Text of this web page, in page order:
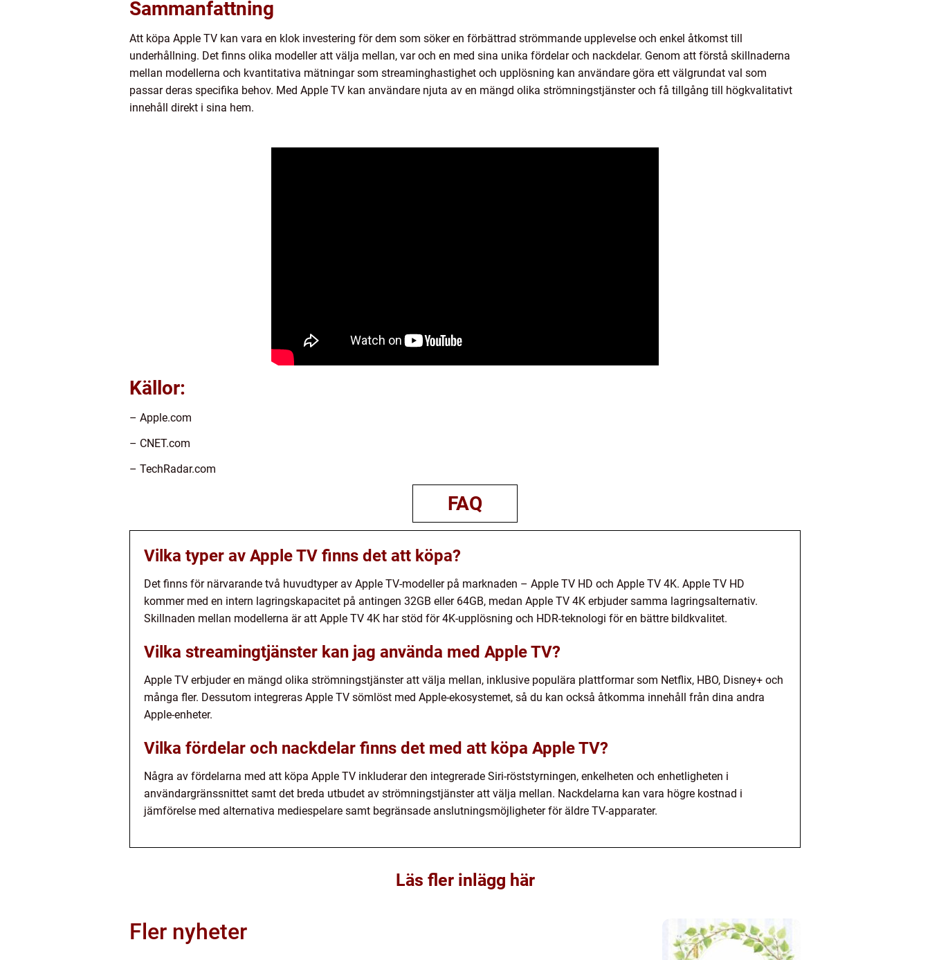
Sammanfattning
Att köpa Apple TV kan vara en klok investering för dem som söker en förbättrad strömmande upplevelse och enkel åtkomst till
underhållning. Det finns olika modeller att välja mellan, var och en med sina unika fördelar och nackdelar. Genom att förstå skillnaderna
mellan modellerna och kvantitativa mätningar som streaminghastighet och upplösning kan användare göra ett välgrundat val som
passar deras specifika behov. Med Apple TV kan användare njuta av en mängd olika strömningstjänster och få tillgång till högkvalitativt
innehåll direkt i sina hem.
Källor:
– Apple.com
– CNET.com
– TechRadar.com
FAQ
Vilka typer av Apple TV finns det att köpa?
Det finns för närvarande två huvudtyper av Apple TV-modeller på marknaden – Apple TV HD och Apple TV 4K. Apple TV HD
kommer med en intern lagringskapacitet på antingen 32GB eller 64GB, medan Apple TV 4K erbjuder samma lagringsalternativ.
Skillnaden mellan modellerna är att Apple TV 4K har stöd för 4K-upplösning och HDR-teknologi för en bättre bildkvalitet.
Vilka streamingtjänster kan jag använda med Apple TV?
Apple TV erbjuder en mängd olika strömningstjänster att välja mellan, inklusive populära plattformar som Netflix, HBO, Disney+ och
många fler. Dessutom integreras Apple TV sömlöst med Apple-ekosystemet, så du kan också åtkomma innehåll från dina andra
Apple-enheter.
Vilka fördelar och nackdelar finns det med att köpa Apple TV?
Några av fördelarna med att köpa Apple TV inkluderar den integrerade Siri-röststyrningen, enkelheten och enhetligheten i
användargränssnittet samt det breda utbudet av strömningstjänster att välja mellan. Nackdelarna kan vara högre kostnad i
jämförelse med alternativa mediespelare samt begränsade anslutningsmöjligheter för äldre TV-apparater.
Läs fler inlägg här
Fler nyheter